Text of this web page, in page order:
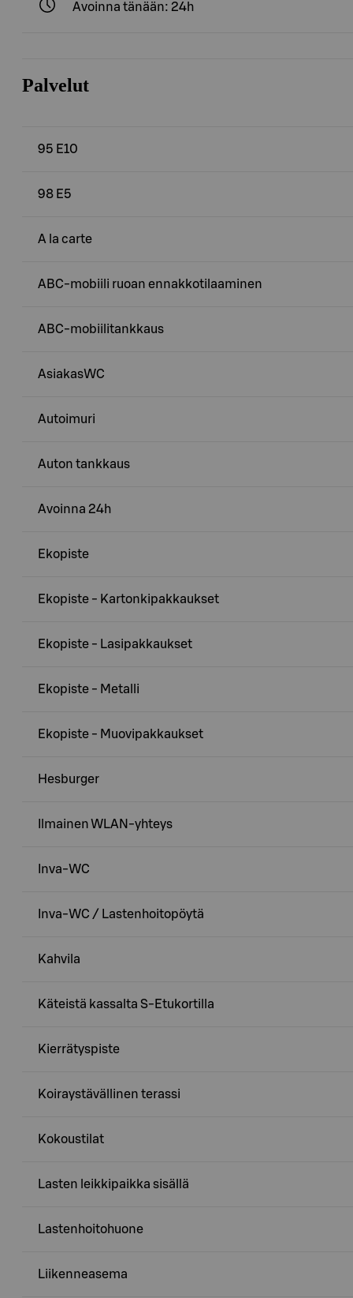
Avoinna tänään: 24h
Palvelut
95 E10
98 E5
A la carte
ABC-mobiili ruoan ennakkotilaaminen
ABC-mobiilitankkaus
AsiakasWC
Autoimuri
Auton tankkaus
Avoinna 24h
Ekopiste
Ekopiste - Kartonkipakkaukset
Ekopiste - Lasipakkaukset
Ekopiste - Metalli
Ekopiste - Muovipakkaukset
Hesburger
Ilmainen WLAN-yhteys
Inva-WC
Inva-WC / Lastenhoitopöytä
Kahvila
Käteistä kassalta S-Etukortilla
Kierrätyspiste
Koiraystävällinen terassi
Kokoustilat
Lasten leikkipaikka sisällä
Lastenhoitohuone
Liikenneasema